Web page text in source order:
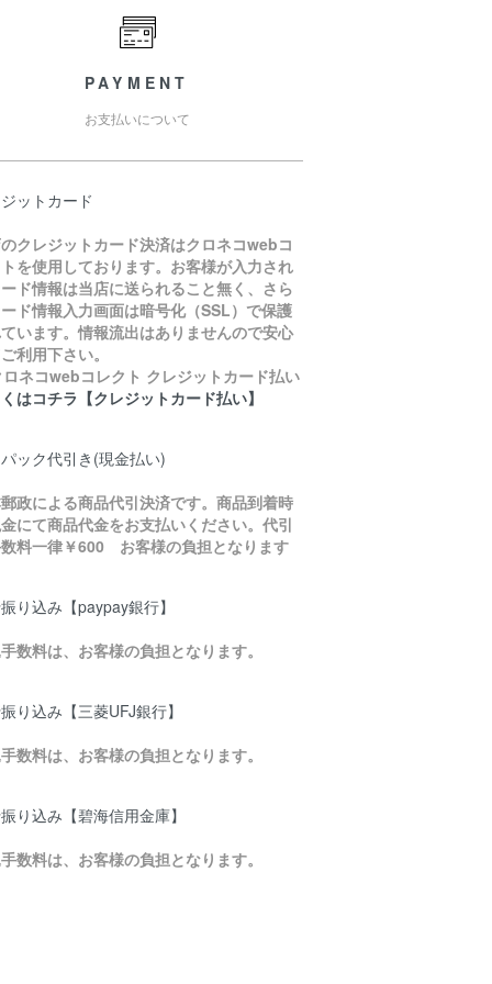
PAYMENT
お支払いについて
ットカード
クレジットカード決済はクロネコwebコ
を使用しております。お客様が入力され
ド情報は当店に送られること無く、さら
ド情報入力画面は暗号化（SSL）で保護
います。情報流出はありませんので安心
利用下さい。
はコチラ【クレジットカード払い】
ック代引き(現金払い)
政による商品代引決済です。商品到着時
にて商品代金をお支払いください。代引
数料一律￥600 お客様の負担となります
り込み【paypay銀行】
数料は、お客様の負担となります。
り込み【三菱UFJ銀行】
数料は、お客様の負担となります。
り込み【碧海信用金庫】
数料は、お客様の負担となります。